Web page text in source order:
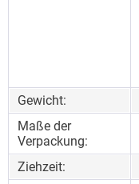
Gewicht:
Maße der
Verpackung:
Ziehzeit: